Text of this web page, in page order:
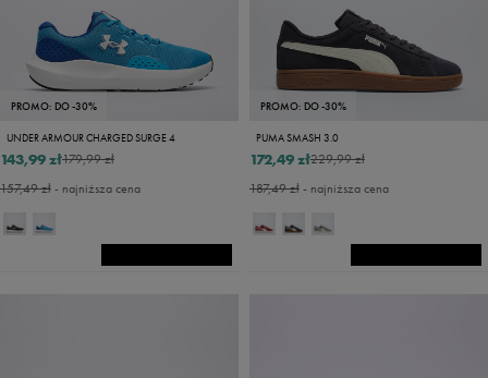
PROMO: DO -30%
UNDER ARMOUR CHARGED SURGE 4
179,99 zł
143,99 zł
157,49 zł- najniższa cena
PROMO: DO -30%
PUMA SMASH 3.0
229,99 zł
172,49 zł
187,49 zł- najniższa cena